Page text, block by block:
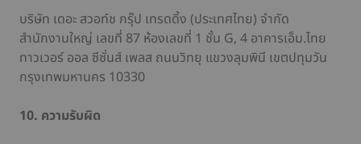
บริษัท เดอะ สวอท์ช กรุ๊ป เทรดดิ้ง (ประเทศไทย) จำกัด
สำนักงานใหญ่ เลขที่ 87 ห้องเลขที่ 1 ชั้น G, 4 อาคารเอ็ม.ไทย
ทาวเวอร์ ออล ซีซั่นส์ เพลส ถนนวิทยุ แขวงลุมพินี เขตปทุมวัน
กรุงเทพมหานคร 10330
10. ความรับผิด